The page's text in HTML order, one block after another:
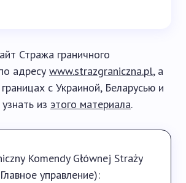
Стража граничного
адресу www.strazgraniczna.pl, а
с Украиной, Беларусью и
из этого материала.
Komendy Głównej Straży
управление):